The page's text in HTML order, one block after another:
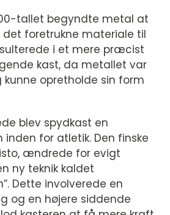
tallet begyndte metal at
foretrukne materiale til
i et mere præcist
kast, da metallet var
opretholde sin form
blev spydkast en
for atletik. Den finske
ændrede for evigt
ny teknik kaldet
Dette involverede en
og en højere siddende